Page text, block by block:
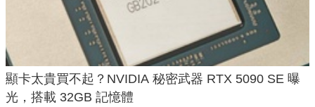
顯卡太貴買不起？NVIDIA 秘密武器 RTX 5090 SE 曝
光，搭載 32GB 記憶體